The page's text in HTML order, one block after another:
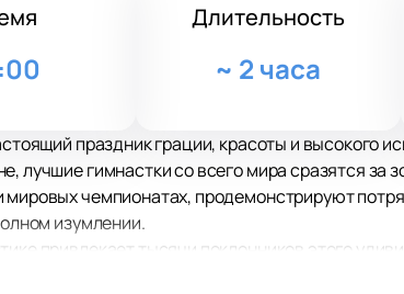
Длительность
~ 2 часа
праздник грации, красоты и высокого
лучшие гимнастки со всего мира сразятся за
чемпионатах, продемонстрируют
изумлении.
привлекает тысячи поклонников этого
и легко забронировать места на этом